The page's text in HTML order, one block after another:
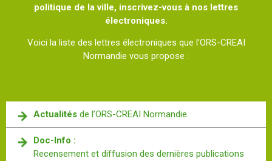
politique de la ville, inscrivez-vous à nos lettres
électroniques.
Voici la liste des lettres électroniques que l’ORS-CREAI
Normandie vous propose :
Actualités de l’ORS-CREAI Normandie.
Doc-Info :
Recensement et diffusion des dernières publications